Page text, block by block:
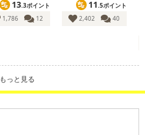
13.3ポイント
1,786
12
11 .5ポイント
2,402
40
もっと見る